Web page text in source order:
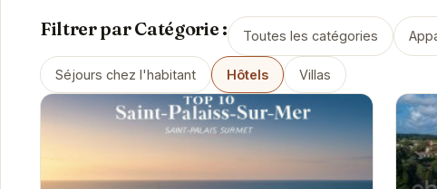
Filtrer par Catégorie : Toutes les catégories
Séjours chez l'habitant Hôtels Villas